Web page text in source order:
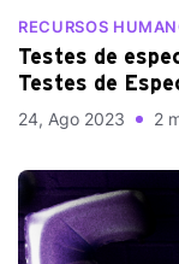
RECURSOS
Testes de
Testes de
24, Ago 2023 2